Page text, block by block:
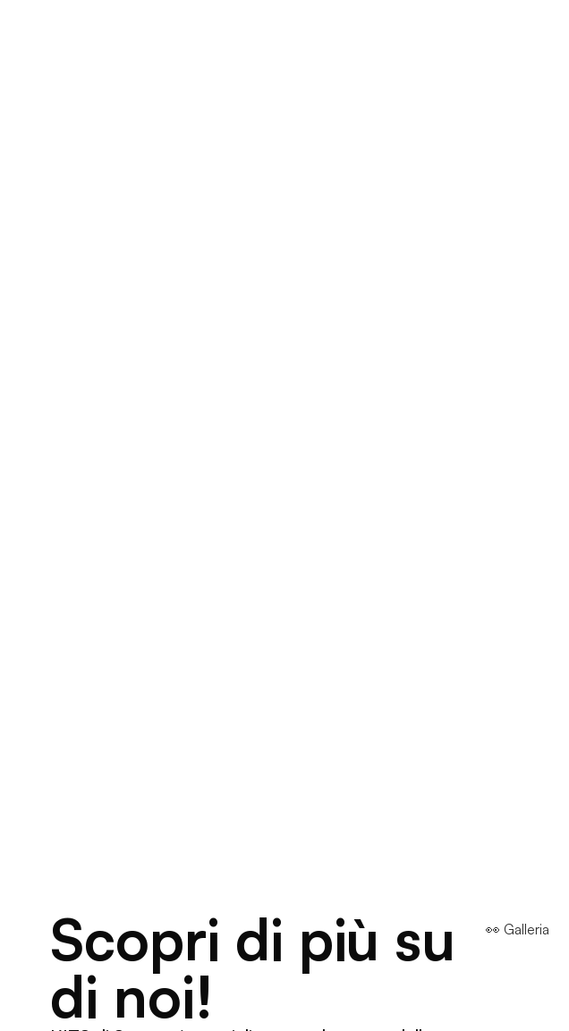
Scopri di più su
di noi!
👀 Galleria